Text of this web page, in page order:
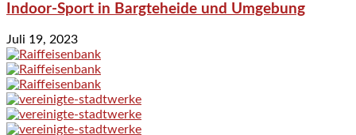
Indoor-Sport in Bargteheide und Umgebung
Juli 19, 2023